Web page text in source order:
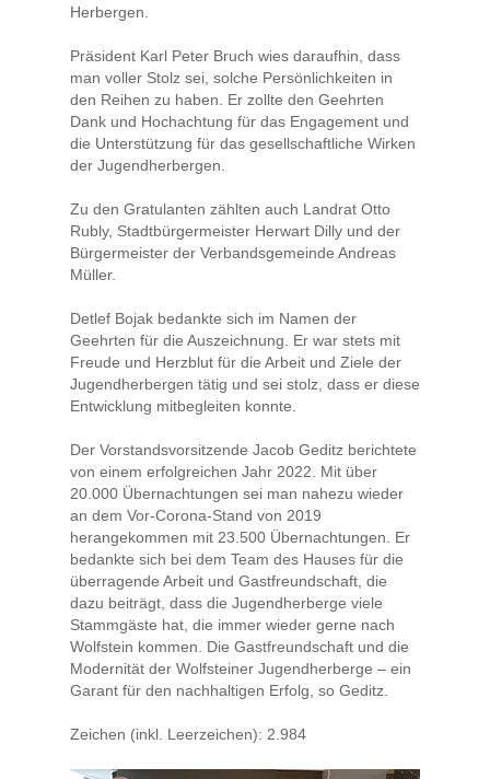
Herbergen.
Präsident Karl Peter Bruch wies daraufhin, dass
man voller Stolz sei, solche Persönlichkeiten in
den Reihen zu haben. Er zollte den Geehrten
Dank und Hochachtung für das Engagement und
die Unterstützung für das gesellschaftliche Wirken
der Jugendherbergen.
Zu den Gratulanten zählten auch Landrat Otto
Rubly, Stadtbürgermeister Herwart Dilly und der
Bürgermeister der Verbandsgemeinde Andreas
Müller.
Detlef Bojak bedankte sich im Namen der
Geehrten für die Auszeichnung. Er war stets mit
Freude und Herzblut für die Arbeit und Ziele der
Jugendherbergen tätig und sei stolz, dass er diese
Entwicklung mitbegleiten konnte.
Der Vorstandsvorsitzende Jacob Geditz berichtete
von einem erfolgreichen Jahr 2022. Mit über
20.000 Übernachtungen sei man nahezu wieder
an dem Vor-Corona-Stand von 2019
herangekommen mit 23.500 Übernachtungen. Er
bedankte sich bei dem Team des Hauses für die
überragende Arbeit und Gastfreundschaft, die
dazu beiträgt, dass die Jugendherberge viele
Stammgäste hat, die immer wieder gerne nach
Wolfstein kommen. Die Gastfreundschaft und die
Modernität der Wolfsteiner Jugendherberge – ein
Garant für den nachhaltigen Erfolg, so Geditz.
Zeichen (inkl. Leerzeichen): 2.984